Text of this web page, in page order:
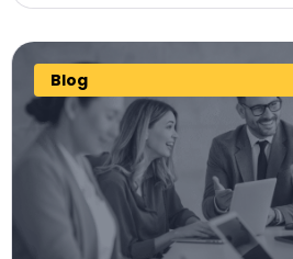
Blog